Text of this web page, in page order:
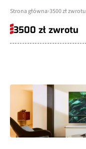
Strona główna 3500 zł zwrotu
3500 zł zwrotu